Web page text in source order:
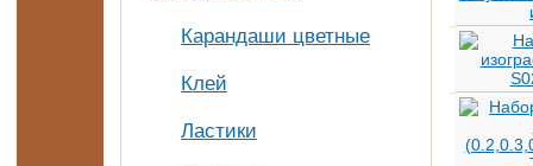
Карандаши цветные
Клей
Ластики